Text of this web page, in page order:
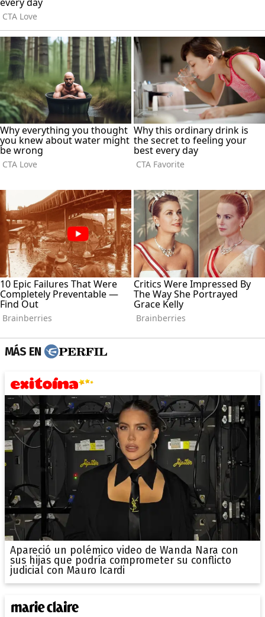
MÁS EN
Apareció un polémico video de Wanda Nara con
sus hijas que podría comprometer su conflicto
judicial con Mauro Icardi